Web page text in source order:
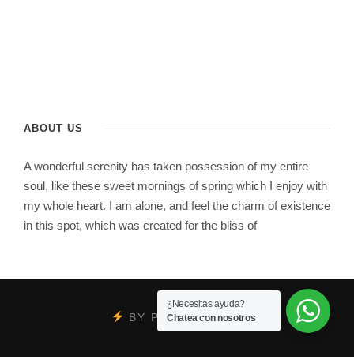
ABOUT US
A wonderful serenity has taken possession of my entire
soul, like these sweet mornings of spring which I enjoy with
my whole heart. I am alone, and feel the charm of existence
in this spot, which was created for the bliss of
BY PSYCOBRAND
¿Necesitas ayuda?
Chatea con nosotros